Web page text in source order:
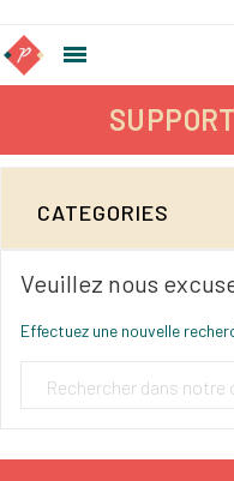

CATEGORIES
Veuillez nous
Effectuez une nouvelle